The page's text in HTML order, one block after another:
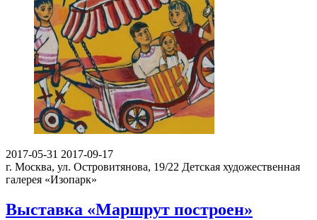
2017-05-31 2017-09-17
г. Москва, ул. Островитянова, 19/22 Детская художественная
галерея «Изопарк»
Выставка «Маршрут построен»